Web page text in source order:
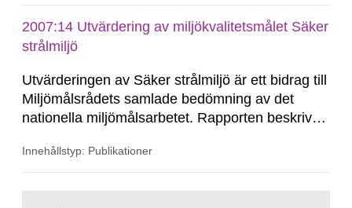
2007:14 Utvärdering av miljökvalitetsmålet Säker
strålmiljö
Utvärderingen av Säker strålmiljö är ett bidrag till
Miljömålsrådets samlade bedömning av det
nationella miljömålsarbetet. Rapporten beskriver
styrmedel, genomförda åtgärder och
Innehållstyp: Publikationer